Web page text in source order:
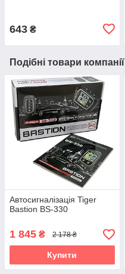
643 ₴
Подібні товари компанії
Автосигналізація Tiger
Bastion BS-330
1 845 ₴ 2 178 ₴
Купити